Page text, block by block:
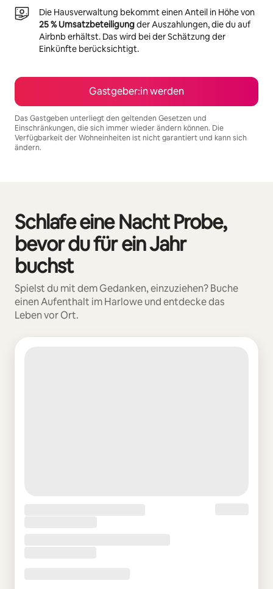
Die Hausverwaltung bekommt einen Anteil in Höhe von
25 % Umsatzbeteiligungder Auszahlungen, die du auf
Airbnb erhältst. Das wird bei der Schätzung der
Einkünfte berücksichtigt.
Gastgeber:in werden
Das Gastgeben unterliegt den geltenden Gesetzen und
Einschränkungen, die sich immer wieder ändern können. Die
Verfügbarkeit der Wohneinheiten ist nicht garantiert und kann sich
ändern.
Schlafe eine Nacht Probe,
bevor du für ein Jahr
buchst
Spielst du mit dem Gedanken, einzuziehen? Buche
einen Aufenthalt im Harlowe und entdecke das
Leben vor Ort.
0 von 0 Artikeln